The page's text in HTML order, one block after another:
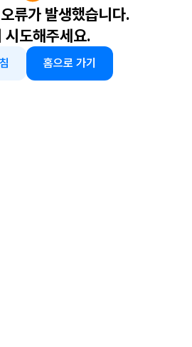
류가 발생했습니다.
시도해주세요.
홈으로 가기